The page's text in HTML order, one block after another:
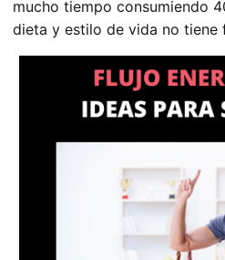
mucho tiempo consumiendo
dieta y estilo de vida no tiene